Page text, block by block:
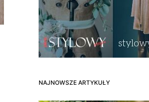
NAJNOWSZE ARTYKUŁY